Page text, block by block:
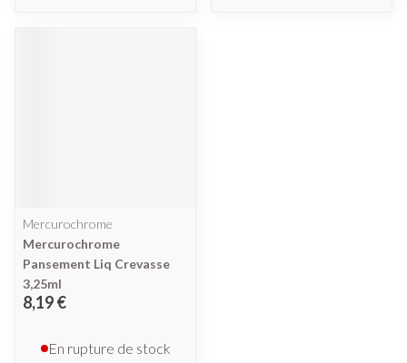
Mercurochrome
Mercurochrome
Pansement Liq Crevasse
3,25ml
8,19 €
En rupture de stock